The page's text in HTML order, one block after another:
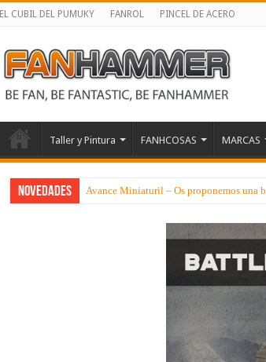
EL CUBIL DEL PUMUKY FANROL PINCEL DE ACERO
Taller y Pintura FANHCOSAS MARCAS
NOVEDADES Avance Miniaturil – Os proponemos una